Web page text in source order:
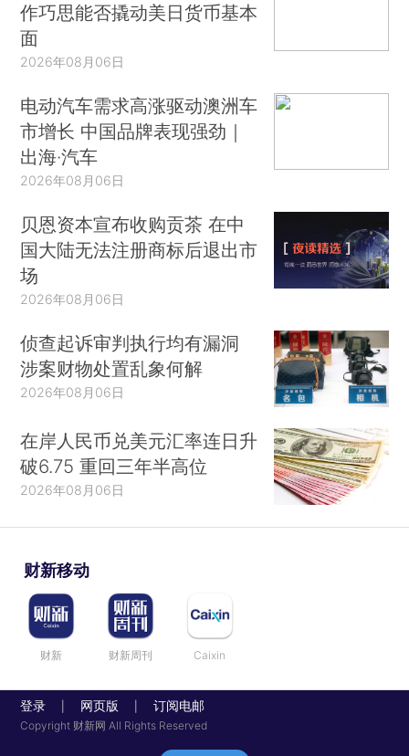
作巧思能否撬动美日货币基本
面
2026年08月06日
电动汽车需求高涨驱动澳洲车
市增长 中国品牌表现强劲｜
出海·汽车
2026年08月06日
贝恩资本宣布收购贡茶 在中
国大陆无法注册商标后退出市
场
2026年08月06日
侦查起诉审判执行均有漏洞
涉案财物处置乱象何解
2026年08月06日
在岸人民币兑美元汇率连日升
破6.75 重回三年半高位
2026年08月06日
财新移动
财新 财新周刊 Caixin
登录 网页版 订阅电邮
Copyright 财新网 All Rights Reserved